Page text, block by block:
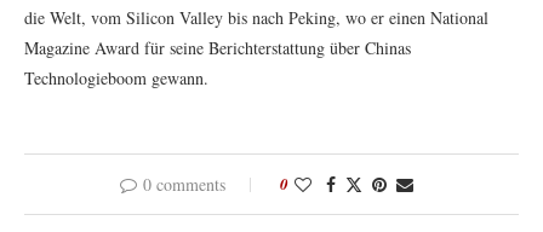
die Welt, vom Silicon Valley bis nach Peking, wo er einen National
Magazine Award für seine Berichterstattung über Chinas
Technologieboom gewann.
0 comments 0